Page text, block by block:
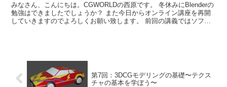
みなさん、こんにちは。CGWORLDの西原です。 冬休みにBlenderの
勉強はできましたでしょうか？ また今日からオンライン講座を再開
していきますのでよろしくお願い致します。 前回の講義ではソファ
第7回：3DCGモデリングの基礎〜テクス
チャの基本を学ぼう〜